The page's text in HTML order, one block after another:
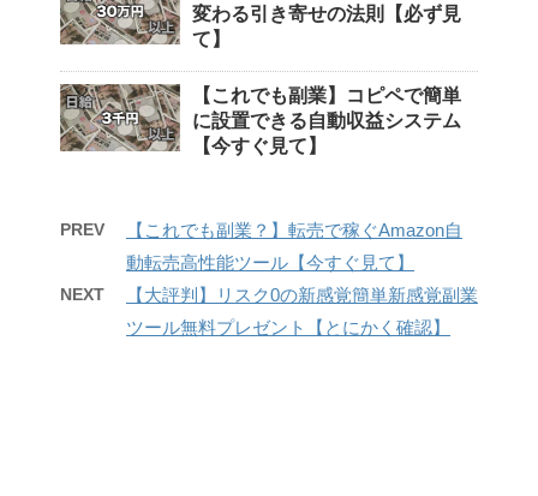
変わる引き寄せの法則【必ず見
て】
【これでも副業】コピペで簡単
に設置できる自動収益システム
【今すぐ見て】
PREV
【これでも副業？】転売で稼ぐAmazon自
動転売高性能ツール【今すぐ見て】
NEXT
【大評判】リスク0の新感覚簡単新感覚副業
ツール無料プレゼント【とにかく確認】